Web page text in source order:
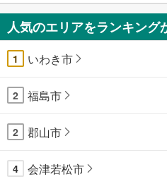
人気のエリアをランキング
1 いわき市
2 福島市
2 郡山市
4 会津若松市